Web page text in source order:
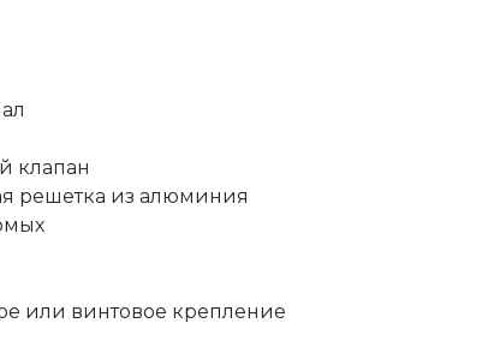
клапан
решетка из алюминия
или винтовое крепление